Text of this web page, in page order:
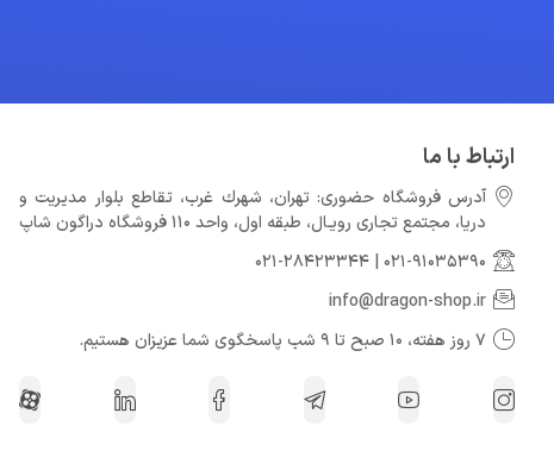
ارتباط با ما
آدرس فروشگاه حضوری: تهران، شهرك غرب، تقاطع بلوار مدیریت و
دريا، مجتمع تجارى رويـال، طبقه اول، واحد 110 فروشگاه دراگون شاپ
021-91035390
021-28423344
info@dragon-shop.ir
7 روز هفته، 10 صبح تا 9 شب پاسخگوی شما عزیزان هستیم.